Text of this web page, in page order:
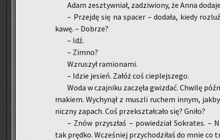
Adam ze­sztyw­niał, za­dzi­wio­ny, że Anna
– Przej­dę się na spa­cer – do­da­ła, kiedy
kawę. – Do­brze?
– Idź.
– Zimno?
Wzru­szył ra­mio­na­mi.
– Idzie je­sień. Załóż coś cie­plej­sze­go.
Woda w czaj­ni­ku za­czę­ła gwiz­dać. Chwi­lę
ma­kiem. Wy­chy­nął z musz­li ru­chem innym,
nicz­ny za­pach. Coś prze­kształ­ca­ło się? Gniło?
– Znów przy­szłaś – po­wie­dział So­kra­tes. –
tak pręd­ko. Wcze­śniej przy­cho­dzi­łaś do mnie co